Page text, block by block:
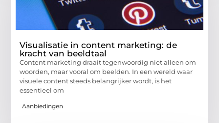
Visualisatie in content marketing: de
kracht van beeldtaal
Content marketing draait tegenwoordig niet alleen om
woorden, maar vooral om beelden. In een wereld waar
visuele content steeds belangrijker wordt, is het
essentieel om
Aanbiedingen